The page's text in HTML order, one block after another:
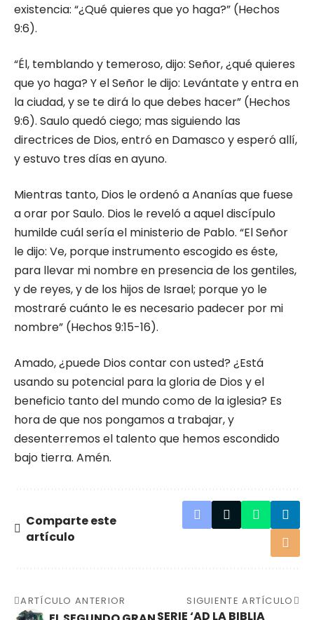
existencia: “¿Qué quieres que yo haga?” (Hechos
9:6).
“Él, temblando y temeroso, dijo: Señor, ¿qué quieres
que yo haga? Y el Señor le dijo: Levántate y entra en
la ciudad, y se te dirá lo que debes hacer” (Hechos
9:6). Saulo quedó ciego; mas siguiendo las
directrices de Dios, entró en Damasco y esperó allí,
y estuvo tres días en ayuno.
Mientras tanto, Dios le ordenó a Ananías que fuese
a orar por Saulo. Dios le reveló a aquel discípulo
humilde cuál sería el ministerio de Pablo. “El Señor
le dijo: Ve, porque instrumento escogido es éste,
para llevar mi nombre en presencia de los gentiles,
y de reyes, y de los hijos de Israel; porque yo le
mostraré cuánto le es necesario padecer por mi
nombre” (Hechos 9:15-16).
Amado, ¿puede Dios contar con usted? ¿Está
usando su potencial para la gloria de Dios y el
beneficio tanto del mundo como de la iglesia? Es
hora de que nos pongamos a trabajar, y
desenterremos el talento que hemos escondido
bajo tierra. Amén.
Comparte este
artículo
ARTÍCULO ANTERIOR SIGUIENTE ARTÍCULO
SERIE ‘AD LA BIBLIA